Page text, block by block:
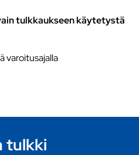
tulkkaukseen käytetystä
varoitusajalla
tulkki